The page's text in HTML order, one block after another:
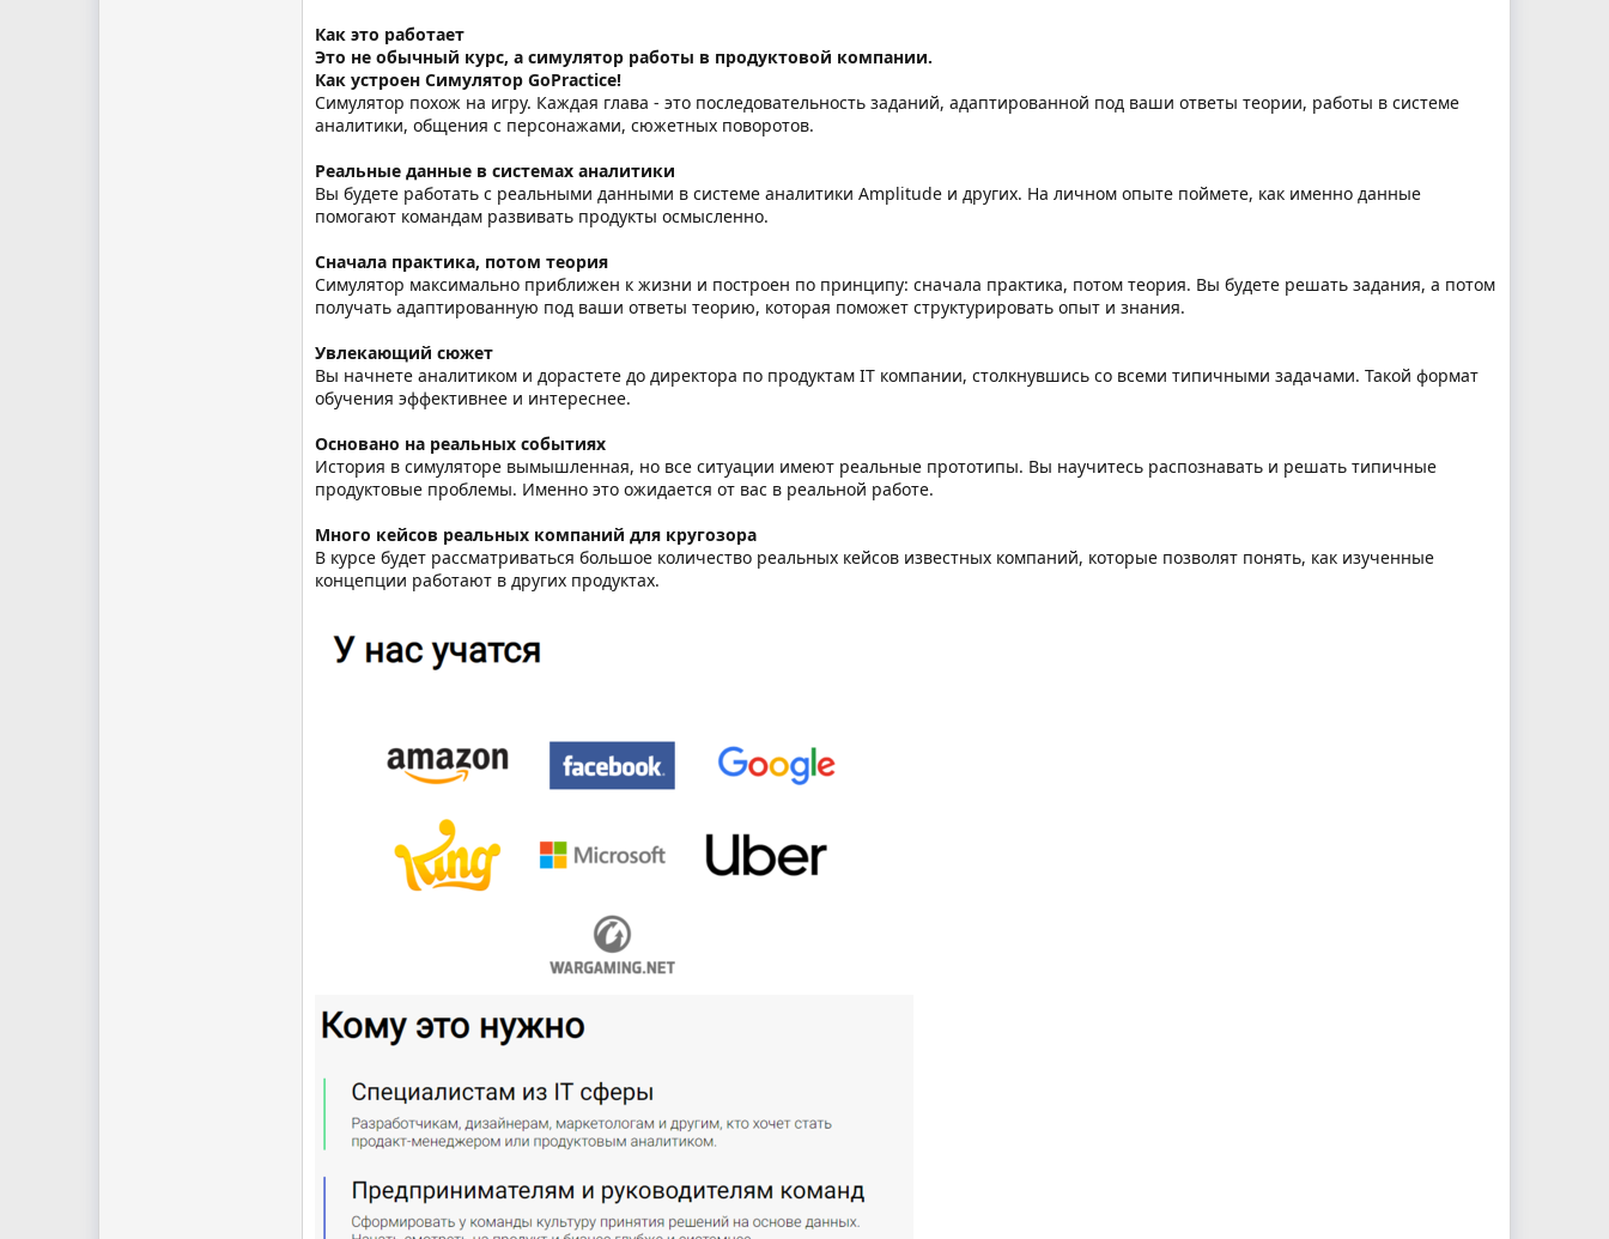
Как это работает
Это не обычный курс, а симулятор работы в продуктовой компании.
Как устроен Cимулятор GoPractice!
Симулятор похож на игру. Каждая глава - это последовательность заданий, адаптированной под ваши ответы теории, работы в системе
аналитики, общения с персонажами, сюжетных поворотов.
Реальные данные в системах аналитики
Вы будете работать с реальными данными в системе аналитики Amplitude и других. На личном опыте поймете, как именно данные
помогают командам развивать продукты осмысленно.
Сначала практика, потом теория
Симулятор максимально приближен к жизни и построен по принципу: сначала практика, потом теория. Вы будете решать задания, а потом
получать адаптированную под ваши ответы теорию, которая поможет структурировать опыт и знания.
Увлекающий сюжет
Вы начнете аналитиком и дорастете до директора по продуктам IT компании, столкнувшись со всеми типичными задачами. Такой формат
обучения эффективнее и интереснее.
Основано на реальных событиях
История в симуляторе вымышленная, но все ситуации имеют реальные прототипы. Вы научитесь распознавать и решать типичные
продуктовые проблемы. Именно это ожидается от вас в реальной работе.
Много кейсов реальных компаний для кругозора
В курсе будет рассматриваться большое количество реальных кейсов известных компаний, которые позволят понять, как изученные
концепции работают в других продуктах.